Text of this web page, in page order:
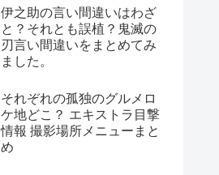
伊之助の言い間違いはわざ
と？それとも誤植？鬼滅の
刃言い間違いをまとめてみ
ました。
それぞれの孤独のグルメロ
ケ地どこ？ エキストラ目撃
情報 撮影場所メニューまと
め